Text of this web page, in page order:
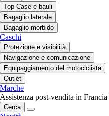
Top Case e bauli
Bagaglio laterale
Bagaglio morbido
Caschi
Protezione e visibilità
Navigazione e comunicazione
Equipaggiamento del motociclista
Outlet
Marche
Assistenza post-vendita in Francia
Cerca